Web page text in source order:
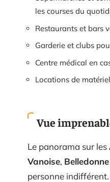
les courses du
Restaurants et bars
Garderie et clubs
Centre médical en
Locations de
Vue
Le panorama sur les
Vanoise, Belledonne
personne